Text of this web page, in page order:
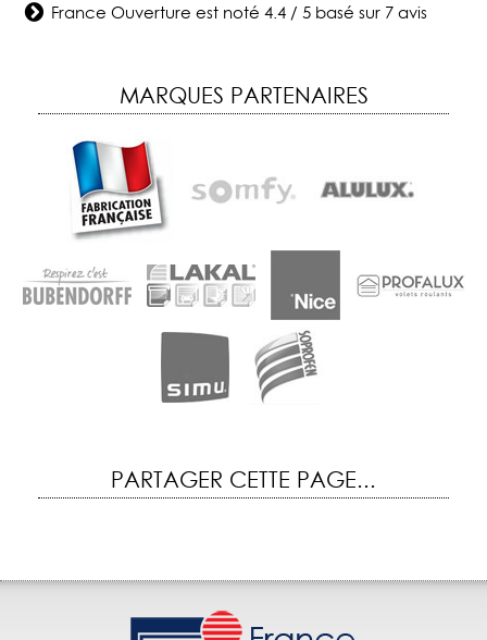
France Ouverture est noté4.4 /5 basé sur 7avis
MARQUES PARTENAIRES
PARTAGER CETTE PAGE...